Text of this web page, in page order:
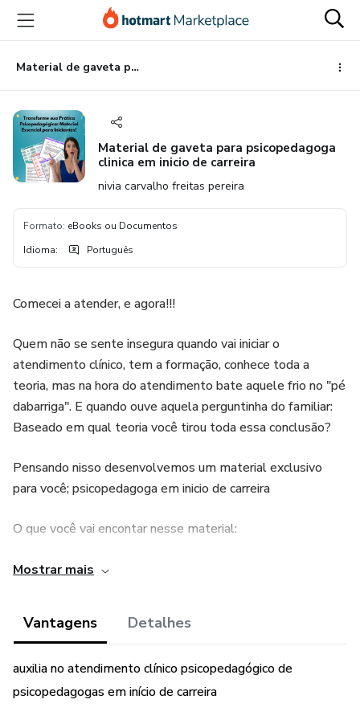
para
conteúdo
principal
para
pagamento
para
rodapé
Material de gaveta para psicopedagoga clinica em inicio de carreira
Material de gaveta para psicopedagoga
clinica em inicio de carreira
nivia carvalho freitas pereira
Formato: eBooks ou Documentos
Idioma: Português
Comecei a atender, e agora!!!
Quem não se sente insegura quando vai iniciar o
atendimento clínico, tem a formação, conhece toda a
teoria, mas na hora do atendimento bate aquele frio no "pé
dabarriga". E quando ouve aquela perguntinha do familiar:
Baseado em qual teoria você tirou toda essa conclusão?
Pensando nisso desenvolvemos um material exclusivo
para você; psicopedagoga em inicio de carreira
O que você vai encontar nesse material:
Este guia é uma rica fonte de conhecimento que aborda as
vai encontar tabelas descrevendo:
As fases do desenvolvimento infantil - visão clara e
objetiva de cada etapa, do desenvolvimento infantil,
Mostrar mais
Vantagens Detalhes
auxilia no atendimento clínico psicopedagógico de
psicopedagogas em início de carreira